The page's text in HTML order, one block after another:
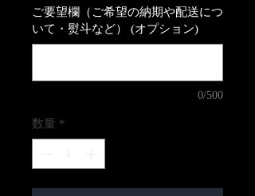
ご要望欄（ご希望の納期や配送につ
いて・熨斗など） (オプション)
0/500
数量 *